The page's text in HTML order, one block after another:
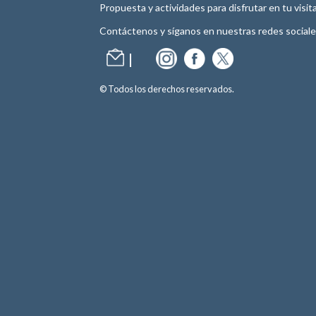
Propuesta y actividades para disfrutar en tu
Contáctenos y síganos en nuestras redes
© Todos los derechos reservados.